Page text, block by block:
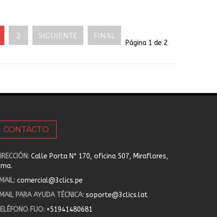
2 SIGUIENTE FINAL
Página 1 de 2
CONTACTO
Calle Porta N* 170, oficina 507, Miraflores,
comercial@3clics.pe
PARA AYUDA TÉCNICA: soporte@3clics.lat
FIJO: +51941480681